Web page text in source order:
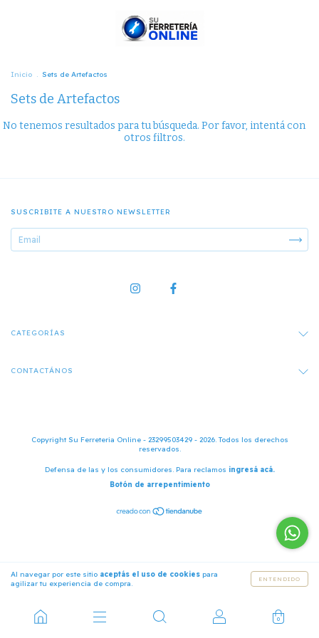
Al navegar por este sitio aceptás el uso de cookies para
agilizar tu experiencia de compra.
ENTENDIDO
0
Inicio . Sets de Artefactos
Sets de Artefactos
No tenemos resultados para tu búsqueda. Por favor, intentá con
otros filtros.
SUSCRIBITE A NUESTRO NEWSLETTER
CATEGORÍAS
CONTACTÁNOS
Copyright Su Ferreteria Online - 23299503429 - 2026. Todos los derechos
reservados.
Defensa de las y los consumidores. Para reclamos ingresá acá.
Botón de arrepentimiento